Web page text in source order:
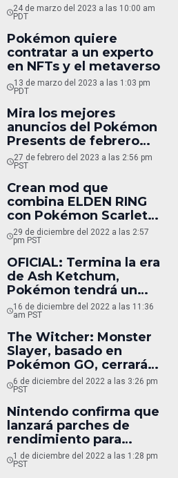
24 de marzo del 2023 a las 10:00 am
PDT
Pokémon quiere
contratar a un experto
en NFTs y el metaverso
13 de marzo del 2023 a las 1:03 pm
PDT
Mira los mejores
anuncios del Pokémon
Presents de febrero
2023
27 de febrero del 2023 a las 2:56 pm
PST
Crean mod que
combina ELDEN RING
con Pokémon Scarlet &
Violet
29 de diciembre del 2022 a las 2:57
pm PST
OFICIAL: Termina la era
de Ash Ketchum,
Pokémon tendrá un
nuevo protagonista
16 de diciembre del 2022 a las 11:36
am PST
The Witcher: Monster
Slayer, basado en
Pokémon GO, cerrará
en 2023
6 de diciembre del 2022 a las 3:26 pm
PST
Nintendo confirma que
lanzará parches de
rendimiento para
Pokémon Scarlet &
Violet
1 de diciembre del 2022 a las 1:28 pm
PST